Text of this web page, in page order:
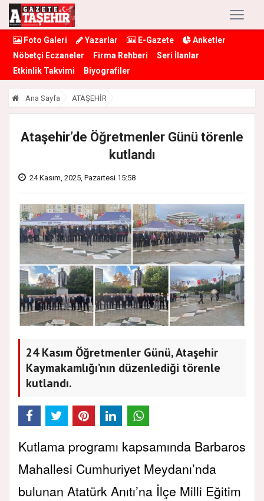
Foto Galeri Yazarlar E-Gazete
Anketler
Nöbetçi Eczaneler
Firma Rehberi
Seri İlanlar
Etkinlik Takvimi
Biyografiler
Ana Sayfa ATAŞEHİR
Ataşehir’de Öğretmenler Günü törenle
kutlandı
24 Kasım, 2025, Pazartesi 15:58
24 Kasım Öğretmenler Günü, Ataşehir
Kaymakamlığı’nın düzenlediği törenle
kutlandı.
Kutlama programı kapsamında Barbaros
Mahallesi Cumhuriyet Meydanı’nda
bulunan Atatürk Anıtı’na İlçe Milli Eğitim